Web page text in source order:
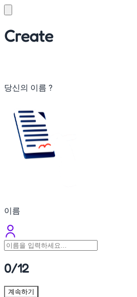
Create
당신의 이름 ?
이름
0/12
계속하기